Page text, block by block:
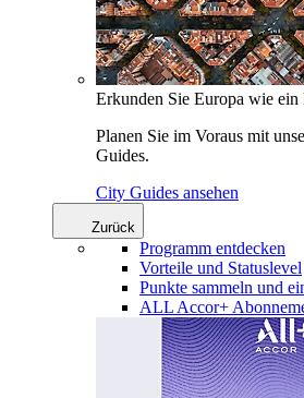
Erkunden Sie Europa wie ein
Planen Sie im Voraus mit
Guides.
City Guides ansehen
Zurück
Programm entdecken
Vorteile und Statuslevel
Punkte sammeln und
ALL Accor+